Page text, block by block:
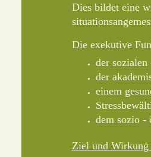
Dies bildet eine
Die exekutive
der
der
einem
dem sozio -
Ziel und